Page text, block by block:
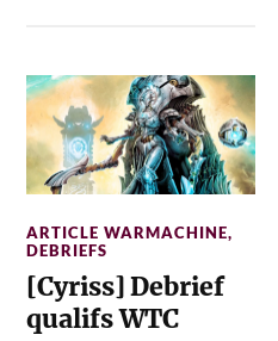
ARTICLE WARMACHINE,
DEBRIEFS
[Cyriss] Debrief
qualifs WTC